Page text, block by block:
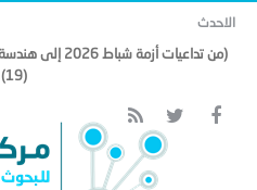
الاحدث
(من تداعيات
(19)